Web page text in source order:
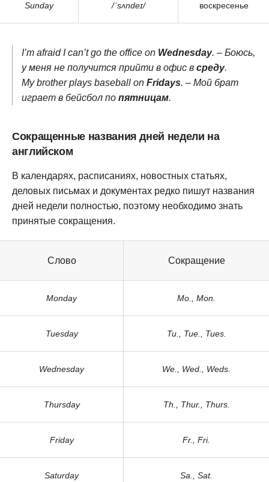
Sunday /ˈsʌndeɪ/ воскресенье
I’m afraid I can’t go the office on Wednesday. – Боюсь,
у меня не получится прийти в офис в среду.
My brother plays baseball on Fridays. – Мой брат
играет в бейсбол по пятницам.
Сокращенные названия дней недели на
английском
В календарях, расписаниях, новостных статьях,
деловых письмах и документах редко пишут названия
дней недели полностью, поэтому необходимо знать
принятые сокращения.
Слово Сокращение
Monday Mo., Mon.
Tuesday Tu., Tue., Tues.
Wednesday We., Wed., Weds.
Thursday Th., Thur., Thurs.
Friday Fr., Fri.
Saturday Sa., Sat.